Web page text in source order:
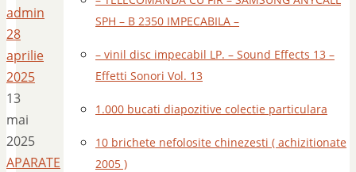
admin
28
aprilie
2025
13
mai
2025
APARATE
SPH – B 2350 IMPECABILA –
– vinil disc impecabil LP. – Sound Effects 13 –
Effetti Sonori Vol. 13
1.000 bucati diapozitive colectie particulara
10 brichete nefolosite chinezesti ( achizitionate
2005 )